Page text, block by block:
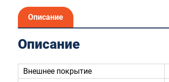
Описание
Описание
Внешнее покрытие